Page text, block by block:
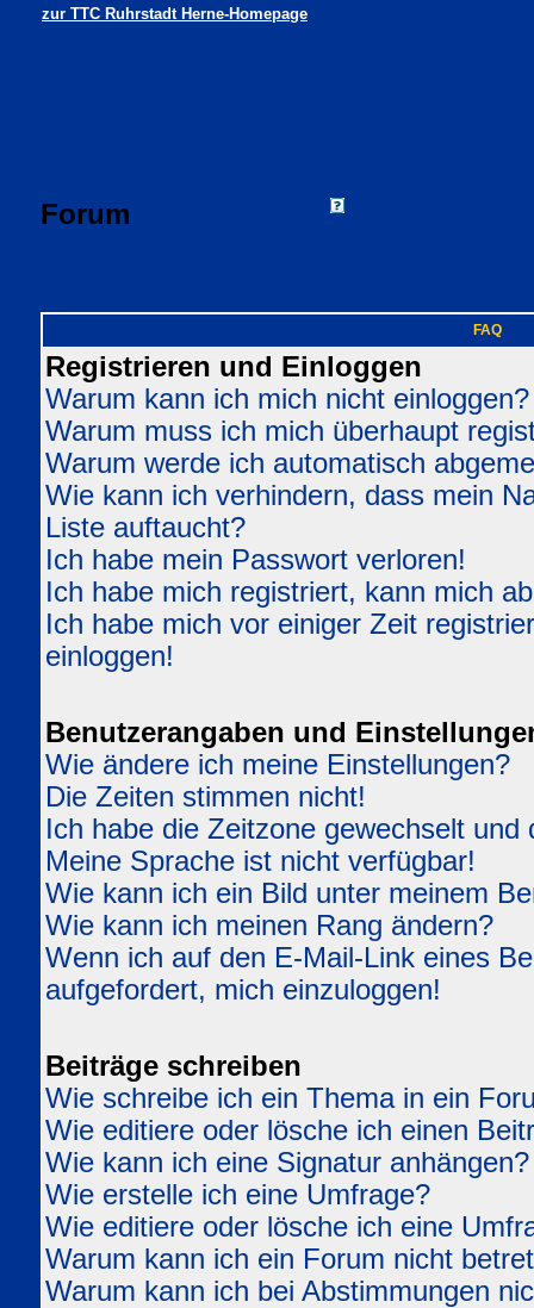
zur TTC Ruhrstadt Herne-Homepage
Forum
FAQ
Registrieren und Einloggen
Warum kann ich mich nicht einloggen?
Warum muss ich mich überhaupt
Warum werde ich automatisch
Wie kann ich verhindern, dass mein
Liste auftaucht?
Ich habe mein Passwort verloren!
Ich habe mich registriert, kann mich
Ich habe mich vor einiger Zeit
einloggen!
Benutzerangaben und
Wie ändere ich meine Einstellungen?
Die Zeiten stimmen nicht!
Ich habe die Zeitzone gewechselt
Meine Sprache ist nicht verfügbar!
Wie kann ich ein Bild unter meinem
Wie kann ich meinen Rang ändern?
Wenn ich auf den E-Mail-Link eines
aufgefordert, mich einzuloggen!
Beiträge schreiben
Wie schreibe ich ein Thema in ein
Wie editiere oder lösche ich einen
Wie kann ich eine Signatur anhängen?
Wie erstelle ich eine Umfrage?
Wie editiere oder lösche ich eine
Warum kann ich ein Forum nicht
Warum kann ich bei Abstimmungen